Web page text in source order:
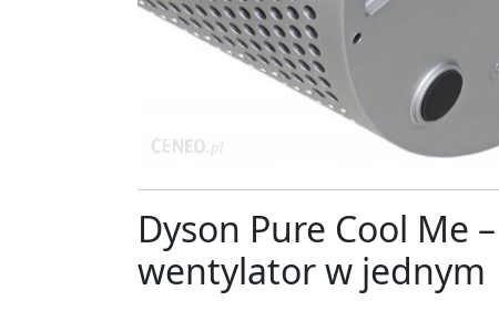
Dyson Pure Cool Me
wentylator w jednym